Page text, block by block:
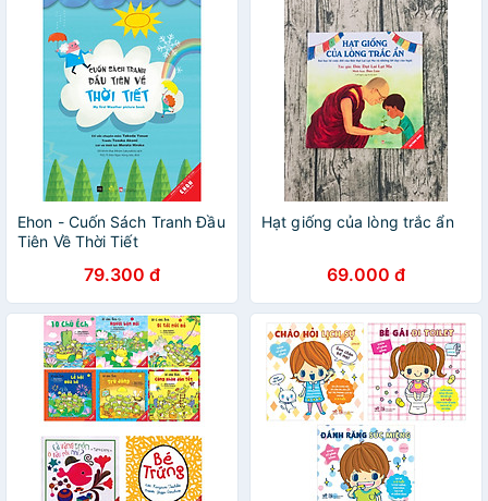
Ehon - Cuốn Sách Tranh Đầu
Tiên Về Thời Tiết
79.300 đ
Hạt giống của lòng trắc ẩn
69.000 đ